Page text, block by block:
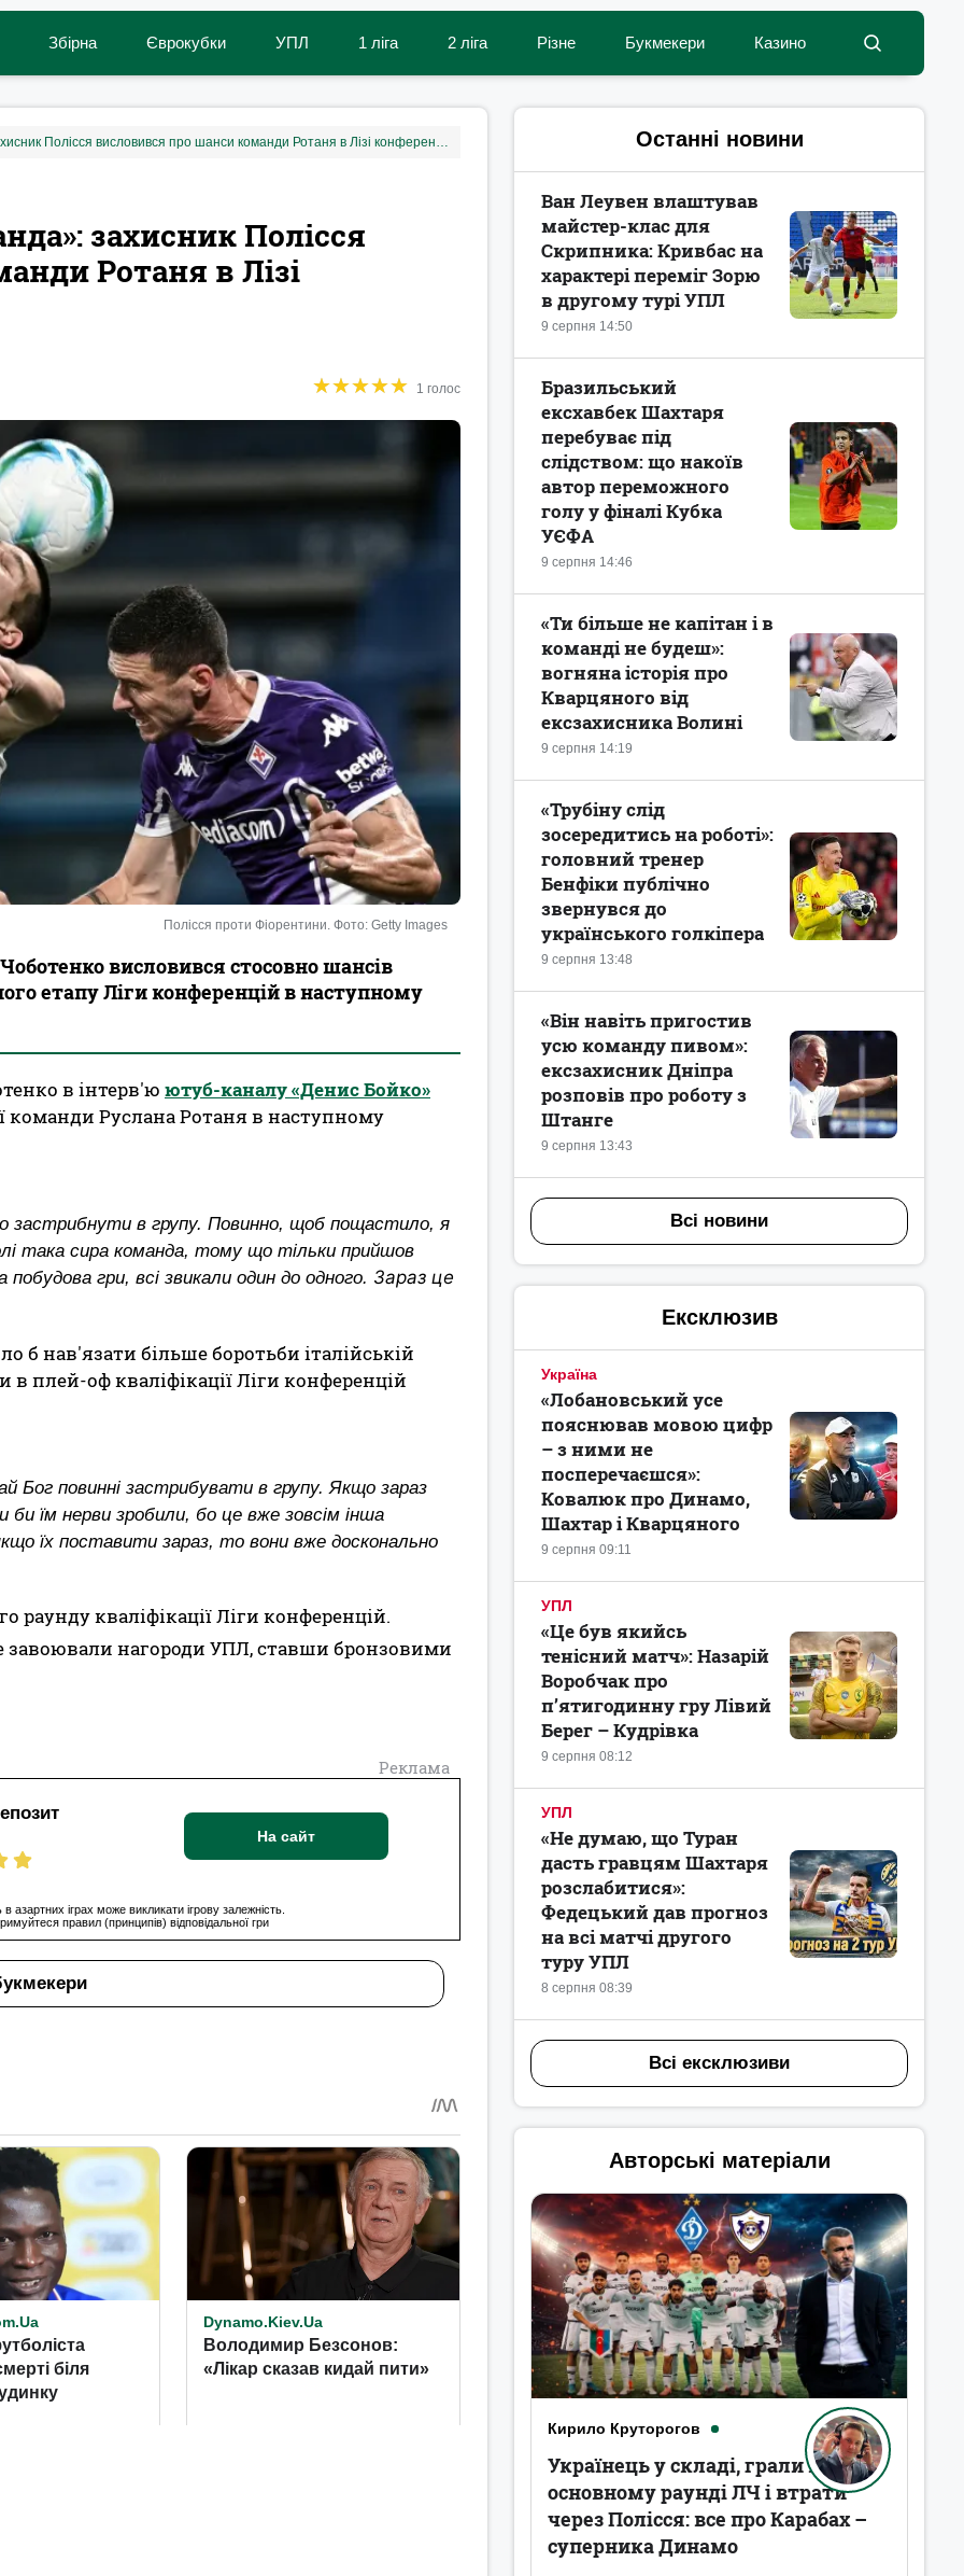
Збірна Єврокубки УПЛ 1 ліга 2 ліга Різне Букмекери Казино
«Зараз це зовсім інша команда»: захисник Полісся висловився про шанси команди Ротаня в Лізі конференцій
захисник Полісся
Ротаня в Лізі
★★★★★
★★★★★ 1 голос
Полісся проти Фіорентини. Фото: Getty Images
висловився стосовно шансів
етапу Ліги конференцій в наступному
в інтерв'ю ютуб-каналу «Денис Бойко»
Руслана Ротаня в наступному
застрибнути в групу. Повинно, щоб пощастило, я
така сира команда, тому що тільки прийшов
гри, всі звикали один до одного. Зараз це
б нав'язати більше боротьби італійській
плей-оф кваліфікації Ліги конференцій
повинні застрибувати в групу. Якщо зараз
їм нерви зробили, бо це вже зовсім інша
їх поставити зараз, то вони вже досконально
раунду кваліфікації Ліги конференцій.
нагороди УПЛ, ставши бронзовими
Реклама
На сайт
в азартних іграх може викликати ігрову залежність.
правил (принципів) відповідальної гри
Останні новини
9 серпня 14:50
Ван Леувен влаштував
майстер-клас для
Скрипника: Кривбас на
характері переміг Зорю
в другому турі УПЛ
9 серпня 14:46
Бразильський
ексхавбек Шахтаря
перебуває під
слідством: що накоїв
автор переможного
голу у фіналі Кубка
УЄФА
9 серпня 14:19
«Ти більше не капітан і в
команді не будеш»:
вогняна історія про
Кварцяного від
ексзахисника Волині
9 серпня 13:48
«Трубіну слід
зосередитись на роботі»:
головний тренер
Бенфіки публічно
звернувся до
українського голкіпера
9 серпня 13:43
«Він навіть пригостив
усю команду пивом»:
ексзахисник Дніпра
розповів про роботу з
Штанге
Всі новини
Ексклюзив
Україна
9 серпня 09:11
«Лобановський усе
пояснював мовою цифр
– з ними не
посперечаєшся»:
Ковалюк про Динамо,
Шахтар і Кварцяного
УПЛ
9 серпня 08:12
«Це був якийсь
тенісний матч»: Назарій
Воробчак про
п’ятигодинну гру Лівий
Берег – Кудрівка
УПЛ
8 серпня 08:39
«Не думаю, що Туран
дасть гравцям Шахтаря
розслабитися»:
Федецький дав прогноз
на всі матчі другого
туру УПЛ
Всі ексклюзиви
Авторські матеріали
Кирило Круторогов
Українець у складі, грали в
основному раунді ЛЧ і втрати
через Полісся: все про Карабах –
суперника Динамо